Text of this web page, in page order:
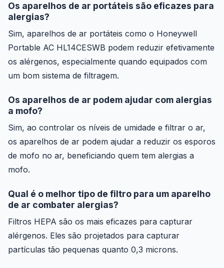
Os aparelhos de ar portáteis são eficazes para
alergias?
Sim, aparelhos de ar portáteis como o Honeywell
Portable AC HL14CESWB podem reduzir efetivamente
os alérgenos, especialmente quando equipados com
um bom sistema de filtragem.
Os aparelhos de ar podem ajudar com alergias
a mofo?
Sim, ao controlar os níveis de umidade e filtrar o ar,
os aparelhos de ar podem ajudar a reduzir os esporos
de mofo no ar, beneficiando quem tem alergias a
mofo.
Qual é o melhor tipo de filtro para um aparelho
de ar combater alergias?
Filtros HEPA são os mais eficazes para capturar
alérgenos. Eles são projetados para capturar
partículas tão pequenas quanto 0,3 microns.